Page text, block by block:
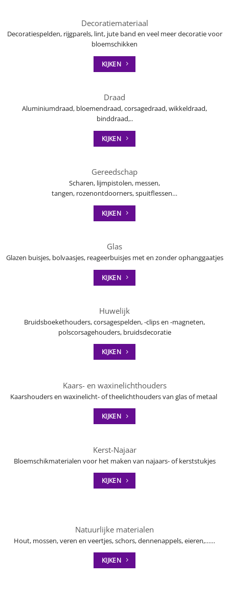
Decoratiemateriaal
Decoratiespelden, rijgparels, lint, jute band en veel meer decoratie voor
bloemschikken
KIJKEN
Draad
Aluminiumdraad, bloemendraad, corsagedraad, wikkeldraad,
binddraad,..
KIJKEN
Gereedschap
Scharen, lijmpistolen, messen,
tangen, rozenontdoorners, spuitflessen…
KIJKEN
Glas
Glazen buisjes, bolvaasjes, reageerbuisjes met en zonder ophanggaatjes
KIJKEN
Huwelijk
Bruidsboekethouders, corsagespelden, -clips en -magneten,
polscorsagehouders, bruidsdecoratie
KIJKEN
Kaars- en waxinelichthouders
Kaarshouders en waxinelicht- of theelichthouders van glas of metaal
KIJKEN
Kerst-Najaar
Bloemschikmaterialen voor het maken van najaars- of kerststukjes
KIJKEN
Natuurlijke materialen
Hout, mossen, veren en veertjes, schors, dennenappels, eieren,……
KIJKEN